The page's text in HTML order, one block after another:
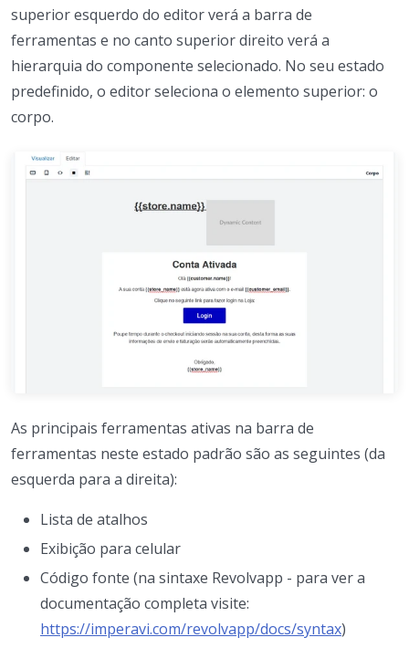
superior esquerdo do editor verá a barra de
ferramentas e no canto superior direito verá a
hierarquia do componente selecionado. No seu estado
predefinido, o editor seleciona o elemento superior: o
corpo.
As principais ferramentas ativas na barra de
ferramentas neste estado padrão são as seguintes (da
esquerda para a direita):
Lista de atalhos
Exibição para celular
Código fonte (na sintaxe Revolvapp - para ver a
documentação completa visite:
https://imperavi.com/revolvapp/docs/syntax)